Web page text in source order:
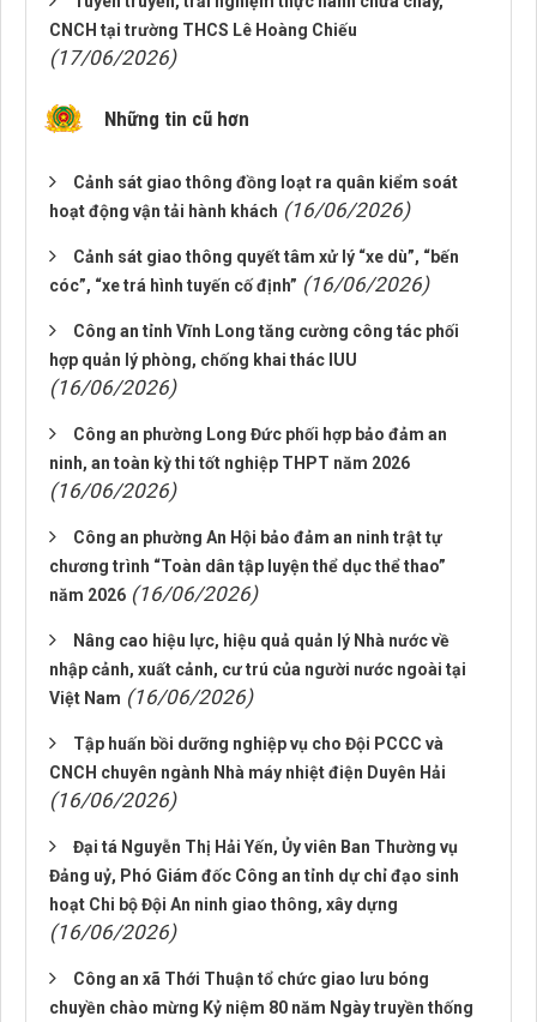
CNCH tại trường THCS Lê Hoàng Chiếu
(17/06/2026)
Những tin cũ hơn
Cảnh sát giao thông đồng loạt ra quân kiểm soát
hoạt động vận tải hành khách (16/06/2026)
Cảnh sát giao thông quyết tâm xử lý “xe dù”, “bến
cóc”, “xe trá hình tuyến cố định” (16/06/2026)
Công an tỉnh Vĩnh Long tăng cường công tác phối
hợp quản lý phòng, chống khai thác IUU
(16/06/2026)
Công an phường Long Đức phối hợp bảo đảm an
ninh, an toàn kỳ thi tốt nghiệp THPT năm 2026
(16/06/2026)
Công an phường An Hội bảo đảm an ninh trật tự
chương trình “Toàn dân tập luyện thể dục thể thao”
năm 2026 (16/06/2026)
Nâng cao hiệu lực, hiệu quả quản lý Nhà nước về
nhập cảnh, xuất cảnh, cư trú của người nước ngoài tại
Việt Nam (16/06/2026)
Tập huấn bồi dưỡng nghiệp vụ cho Đội PCCC và
CNCH chuyên ngành Nhà máy nhiệt điện Duyên Hải
(16/06/2026)
Đại tá Nguyễn Thị Hải Yến, Ủy viên Ban Thường vụ
Đảng uỷ, Phó Giám đốc Công an tỉnh dự chỉ đạo sinh
hoạt Chi bộ Đội An ninh giao thông, xây dựng
(16/06/2026)
Công an xã Thới Thuận tổ chức giao lưu bóng
chuyền chào mừng Kỷ niệm 80 năm Ngày truyền thống